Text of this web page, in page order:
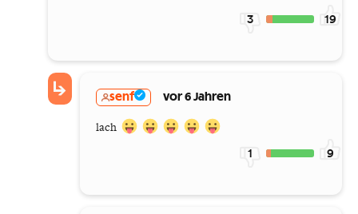
3 19
senf vor 6 Jahren
lach
1 9